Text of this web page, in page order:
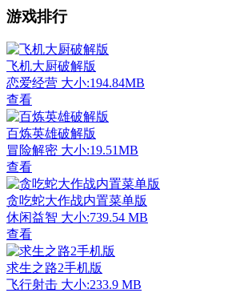
游戏排行
飞机大厨破解版
恋爱经营 大小:194.84MB
查看
百炼英雄破解版
冒险解密 大小:19.51MB
查看
贪吃蛇大作战内置菜单版
休闲益智 大小:739.54 MB
查看
求生之路2手机版
飞行射击 大小:233.9 MB